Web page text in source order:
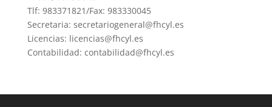
Tlf: 983371821/Fax: 983330045
Secretaria: secretariogeneral@fhcyl.es
Licencias: licencias@fhcyl.es
Contabilidad: contabilidad@fhcyl.es